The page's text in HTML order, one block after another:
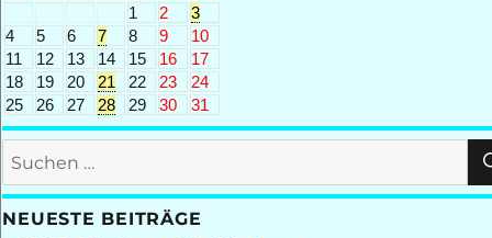
1
2
3
4
5 6 7 8 9
10
11
12 13 14 15 16
17
18
19 20 21 22 23
24
25
26 27 28 29 30 31
Suchen
nach:
NEUESTE BEITRÄGE